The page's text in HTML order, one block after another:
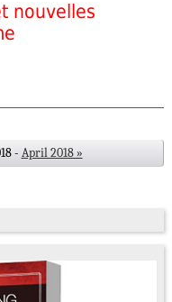
nouvelles
- April 2018 »